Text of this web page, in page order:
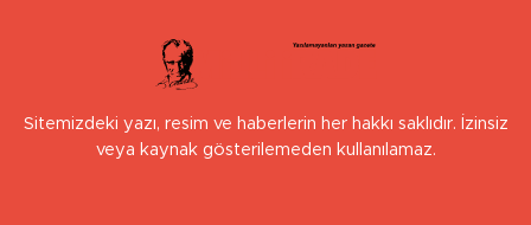
Sitemizdeki yazı, resim ve haberlerin her hakkı saklıdır. İzinsiz
veya kaynak gösterilemeden kullanılamaz.